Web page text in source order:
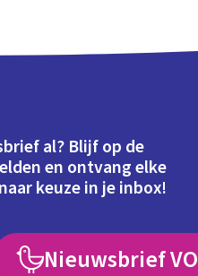
al? Blijf op de
en ontvang elke
keuze in je inbox!
Nieuwsbrief VO